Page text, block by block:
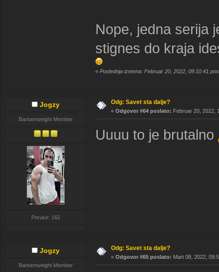
Nope, jedna serija
stignes do kraja
« Poslednja izmena: Februar 20, 2022, 09:10:41
Jogzy
Bantamweight Member
Poruke: 162
Odg: Savet sta dalje?
« Odgovor #64 poslato: Februar 20, 2022,
Uuuu to je brutalno
Jogzy
Bantamweight Member
Odg: Savet sta dalje?
« Odgovor #65 poslato: Mart 08, 2022,